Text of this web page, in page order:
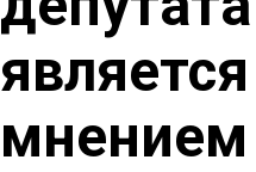
мнением